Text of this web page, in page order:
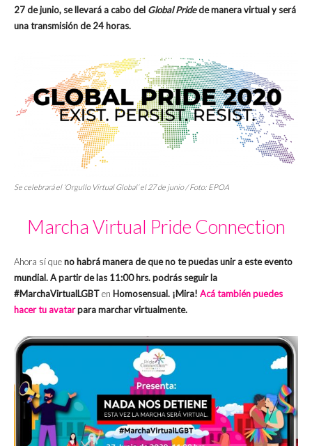
27 de junio, se llevará a cabo del Global Pridede manera virtual y será
una transmisión de 24 horas.
Se celebrará el ‘Orgullo Virtual Global’ el 27 de junio / Foto: EPOA
Marcha Virtual Pride Connection
Ahora sí queno habrá manera de que no te puedas unir a este evento
mundial. A partir de las 11:00 hrs. podrás seguir la
#MarchaVirtualLGBTen Homosensual. ¡Mira! Acá también puedes
hacer tu avatarpara marchar virtualmente.